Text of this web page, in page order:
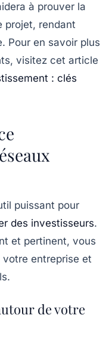
à prouver la
projet, rendant
Pour en savoir plus
visitez cet article
: clés
puissant pour
des investisseurs.
et pertinent, vous
entreprise et
de votre